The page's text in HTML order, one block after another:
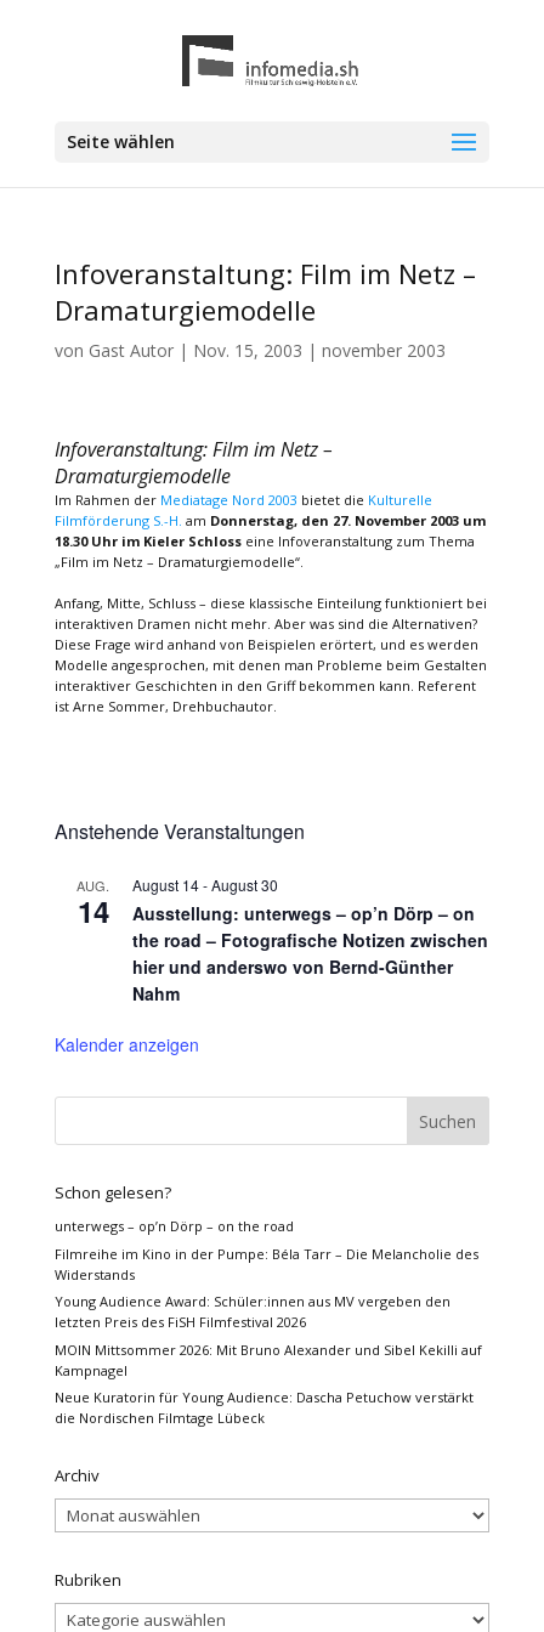
Seite wählen
Infoveranstaltung: Film im Netz –
Dramaturgiemodelle
von Gast Autor| Nov. 15, 2003 | november 2003
Infoveranstaltung: Film im Netz –
Dramaturgiemodelle
Im Rahmen der Mediatage Nord 2003 bietet die Kulturelle
Filmförderung S.-H. am Donnerstag, den 27. November 2003 um
18.30 Uhr im Kieler Schlosseine Infoveranstaltung zum Thema
„Film im Netz – Dramaturgiemodelle“.
Anfang, Mitte, Schluss – diese klassische Einteilung funktioniert bei
interaktiven Dramen nicht mehr. Aber was sind die Alternativen?
Diese Frage wird anhand von Beispielen erörtert, und es werden
Modelle angesprochen, mit denen man Probleme beim Gestalten
interaktiver Geschichten in den Griff bekommen kann. Referent
ist Arne Sommer, Drehbuchautor.
Anstehende Veranstaltungen
AUG.
14
August 14-August 30
Ausstellung: unterwegs – op’n Dörp – on
the road – Fotografische Notizen zwischen
hier und anderswo von Bernd-Günther
Nahm
Kalender anzeigen
Schon gelesen?
unterwegs – op’n Dörp – on the road
Filmreihe im Kino in der Pumpe: Béla Tarr – Die Melancholie des
Widerstands
Young Audience Award: Schüler:innen aus MV vergeben den
letzten Preis des FiSH Filmfestival 2026
MOIN Mittsommer 2026: Mit Bruno Alexander und Sibel Kekilli auf
Kampnagel
Neue Kuratorin für Young Audience: Dascha Petuchow verstärkt
die Nordischen Filmtage Lübeck
Archiv
Archiv
Rubriken
Rubriken